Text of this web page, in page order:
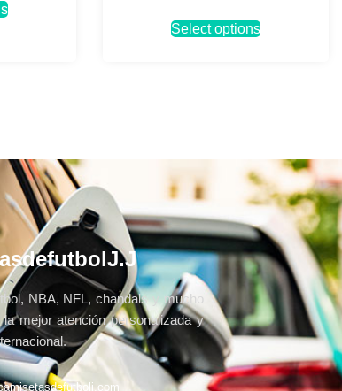
Select options
NBA, NFL, chandals y mucho
mejor atención personalizada y